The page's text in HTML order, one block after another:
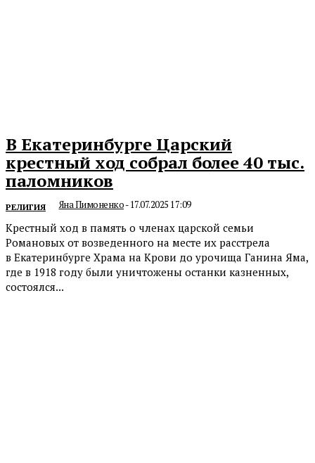
В Екатеринбурге Царский
крестный ход собрал более 40 тыс.
паломников
РЕЛИГИЯ Яна Пимоненко- 17.07.2025 17:09
Крестный ход в память о членах царской семьи
Романовых от возведенного на месте их расстрела
в Екатеринбурге Храма на Крови до урочища Ганина Яма,
где в 1918 году были уничтожены останки казненных,
состоялся...